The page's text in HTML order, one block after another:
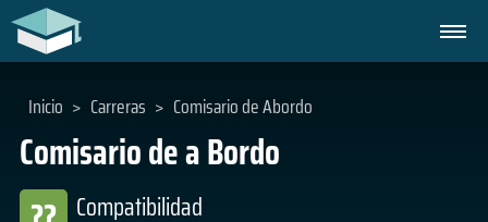
Comisario de a Bordo
Compatibilidad
Inicio > Carreras > Comisario de Abordo